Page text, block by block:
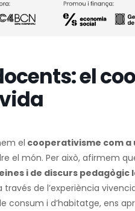
el
el cooperativisme com a
el món. Per això, afirmem
i de discurs pedagògic
de l’experiència
consum i d’habitatge, ens